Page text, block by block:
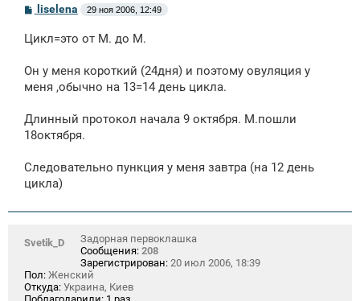
С
о
б
н
и
liselena 29 ноя 2006, 12:49
Цикл=это от М. до М.
Он у меня короткий (24дня) и поэтому овуляция у
меня ,обычно на 13=14 день цикла.
Длинный протокол начала 9 октября. М.пошли
18октября.
Следовательно пункция у меня завтра (на 12 день
цикла)
Svetik_D
Задорная первоклашка
Сообщения: 208
Зарегистрирован: 20 июл 2006, 18:39
Пол: Женский
Откуда: Украина, Киев